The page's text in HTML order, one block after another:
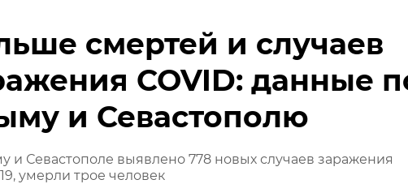
смертей и случаев
COVID: данные
и Севастополю
и Севастополе выявлено 778 новых случаев заражения
умерли трое человек